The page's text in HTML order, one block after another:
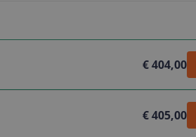
€ 404,00
€ 405,00